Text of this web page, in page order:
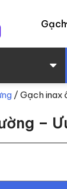
Gạch
/ Gạch inax
–